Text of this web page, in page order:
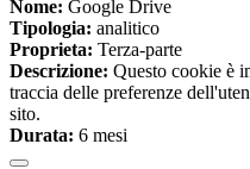
Nome: Google Drive
Tipologia: analitico
Proprieta: Terza-parte
Descrizione: Questo cookie è
traccia delle preferenze
sito.
Durata: 6 mesi